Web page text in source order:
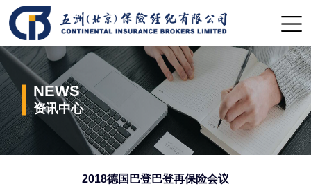
NEWS
资讯中心
2018德国巴登巴登再保险会议